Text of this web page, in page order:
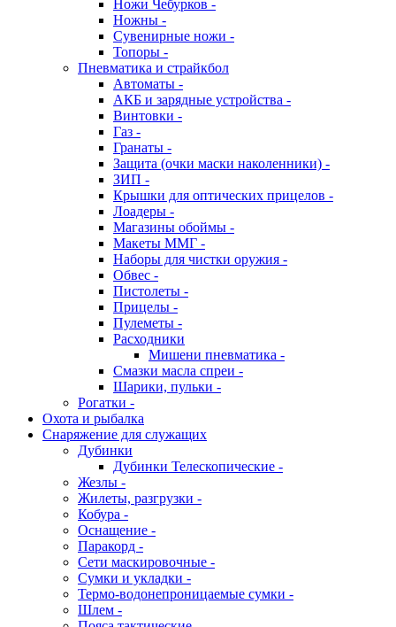
Ножи Чебурков -
Ножны -
Сувенирные ножи -
Топоры -
Пневматика и страйкбол
Автоматы -
АКБ и зарядные устройства -
Винтовки -
Газ -
Гранаты -
Защита (очки маски наколенники) -
ЗИП -
Крышки для оптических прицелов -
Лоадеры -
Магазины обоймы -
Макеты ММГ -
Наборы для чистки оружия -
Обвес -
Пистолеты -
Прицелы -
Пулеметы -
Расходники
Мишени пневматика -
Смазки масла спреи -
Шарики, пульки -
Рогатки -
Охота и рыбалка
Снаряжение для служащих
Дубинки
Дубинки Телескопические -
Жезлы -
Жилеты, разгрузки -
Кобура -
Оснащение -
Паракорд -
Сети маскировочные -
Сумки и укладки -
Термо-водонепроницаемые сумки -
Шлем -